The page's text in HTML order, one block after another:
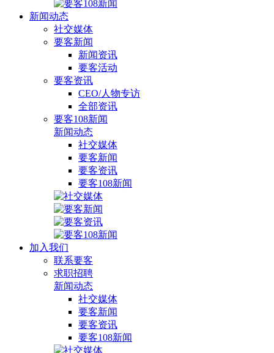
新闻动态
社交媒体
要客新闻
新闻资讯
要客活动
要客资讯
CEO/人物专访
全部资讯
要客108新闻
新闻动态
社交媒体
要客新闻
要客资讯
要客108新闻
加入我们
联系要客
求职招聘
新闻动态
社交媒体
要客新闻
要客资讯
要客108新闻